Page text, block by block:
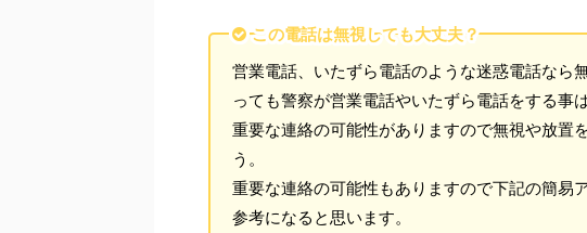
この電話は無視しても大丈夫？
営業電話、いたずら電話のような迷惑電話なら
っても警察が営業電話やいたずら電話をする事
重要な連絡の可能性がありますので無視や放置
う。
重要な連絡の可能性もありますので下記の簡易
参考になると思います。